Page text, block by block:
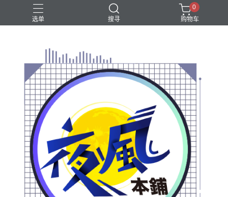
选单 搜寻
0
购物车